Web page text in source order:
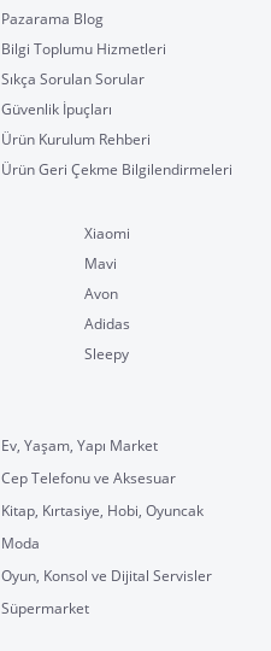
Pazarama Blog
Bilgi Toplumu Hizmetleri
Sıkça Sorulan Sorular
Güvenlik İpuçları
Ürün Kurulum Rehberi
Ürün Geri Çekme Bilgilendirmeleri
Xiaomi
Mavi
Avon
Adidas
Sleepy
Ev, Yaşam, Yapı Market
Cep Telefonu ve Aksesuar
Kitap, Kırtasiye, Hobi, Oyuncak
Moda
Oyun, Konsol ve Dijital Servisler
Süpermarket